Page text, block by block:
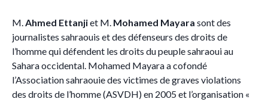
M.Ahmed Ettanjiet M. Mohamed Mayara sont des
journalistes sahraouis et des défenseurs des droits de
l’homme qui défendent les droits du peuple sahraoui au
Sahara occidental. Mohamed Mayara a cofondé
l’Association sahraouie des victimes de graves violations
des droits de l’homme (ASVDH) en 2005 et l’organisation «